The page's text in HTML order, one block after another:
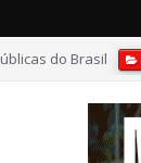
do Brasil